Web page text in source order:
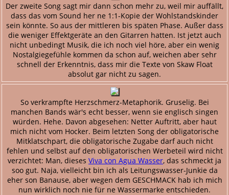
Der zweite Song sagt mir dann schon mehr zu, weil mir auffällt,
dass das vom Sound her ne 1:1-Kopie der Wohlstandskinder
sein könnte. So aus der mittleren bis späten Phase. Außer dass
die weniger Effektgeräte an den Gitarren hatten. Ist jetzt auch
nicht unbedingt Musik, die ich noch viel höre, aber ein wenig
Nostalgiegefühle kommen da schon auf, weichen aber sehr
schnell der Erkenntnis, dass mir die Texte von Skaw Float
absolut gar nicht zu sagen.
So verkrampfte Herzschmerz-Metaphorik. Gruselig. Bei
manchen Bands wär's echt besser, wenn sie englisch singen
würden. Hehe. Davon abgesehen: Netter Auftritt, aber haut
mich nicht vom Hocker. Beim letzten Song der obligatorische
Mitklatschpart, die obligatorische Zugabe darf auch nicht
fehlen und selbst auf den obligatorischen Werbeteil wird nicht
verzichtet: Man, dieses Viva con Agua Wasser, das schmeckt ja
soo gut. Naja, vielleicht bin ich als Leitungswasser-Junkie da
eher son Banause, aber wegen dem GESCHMACK hab ich mich
nun wirklich noch nie für ne Wassermarke entschieden.